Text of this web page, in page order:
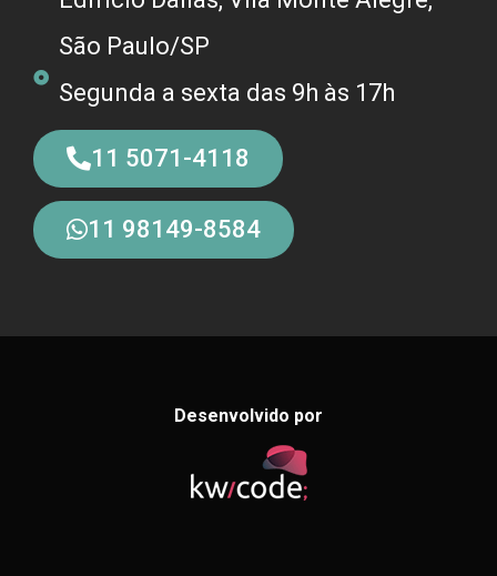
São Paulo/SP
Segunda a sexta das 9h às 17h
11 5071-4118
11 98149-8584
Desenvolvido por